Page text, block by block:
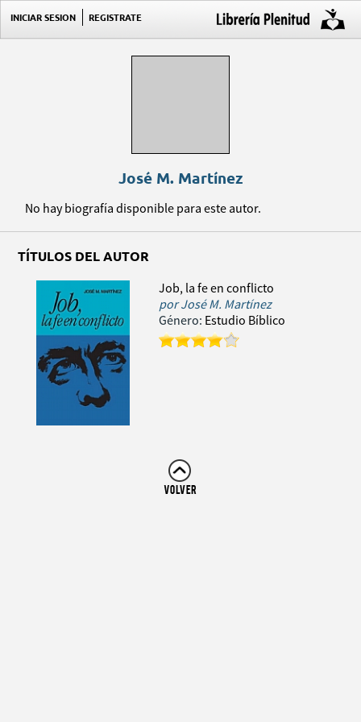
INICIAR SESION REGISTRATE
José M. Martínez
No hay biografía disponible para este autor.
TÍTULOS DEL AUTOR
Job, la fe en conflicto
porJosé M. Martínez
Género: Estudio Bíblico